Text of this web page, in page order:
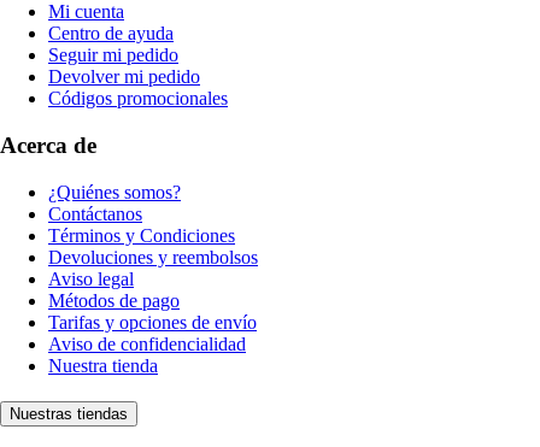
Mi cuenta
Centro de ayuda
Seguir mi pedido
Devolver mi pedido
Códigos promocionales
Acerca de
¿Quiénes somos?
Contáctanos
Términos y Condiciones
Devoluciones y reembolsos
Aviso legal
Métodos de pago
Tarifas y opciones de envío
Aviso de confidencialidad
Nuestra tienda
Nuestras tiendas